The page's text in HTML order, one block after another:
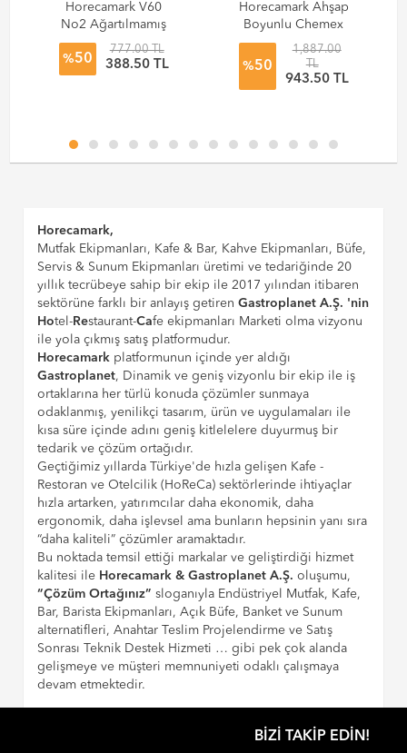
Horecamark V60
No2 Ağartılmamış
Fitre Kağıdı 100'lü
Paket
%50
777.00 TL
388.50 TL
Horecamark Ahşap
Boyunlu Chemex
Demleme
Ekipmanı - 800 ml
%50
1,887.00
TL
943.50 TL
Horecamark,
Mutfak Ekipmanları, Kafe & Bar, Kahve Ekipmanları, Büfe,
Servis & Sunum Ekipmanları üretimi ve tedariğinde 20
yıllık tecrübeye sahip bir ekip ile 2017 yılından itibaren
sektörüne farklı bir anlayış getirenGastroplanet A.Ş. 'nin
Hotel-Restaurant-Cafe ekipmanları Marketi olma vizyonu
ile yola çıkmış satış platformudur.
Horecamark platformunun içinde yer aldığı
Gastroplanet, Dinamik ve geniş vizyonlu bir ekip ile iş
ortaklarına her türlü konuda çözümler sunmaya
odaklanmış, yenilikçi tasarım, ürün ve uygulamaları ile
kısa süre içinde adını geniş kitlelelere duyurmuş bir
tedarik ve çözüm ortağıdır.
Geçtiğimiz yıllarda Türkiye'de hızla gelişen Kafe -
Restoran ve Otelcilik (HoReCa) sektörlerinde ihtiyaçlar
hızla artarken, yatırımcılar daha ekonomik, daha
ergonomik, daha işlevsel ama bunların hepsinin yanı sıra
“daha kaliteli” çözümler aramaktadır.
Bu noktada temsil ettiği markalar ve geliştirdiği hizmet
kalitesi ile Horecamark & Gastroplanet A.Ş. oluşumu,
“Çözüm Ortağınız” sloganıyla Endüstriyel Mutfak, Kafe,
Bar, Barista Ekipmanları, Açık Büfe, Banket ve Sunum
alternatifleri, Anahtar Teslim Projelendirme ve Satış
Sonrası Teknik Destek Hizmeti … gibi pek çok alanda
gelişmeye ve müşteri memnuniyeti odaklı çalışmaya
devam etmektedir.
BIZI TAKIP EDIN!